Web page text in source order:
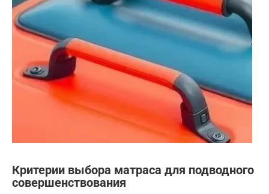
Критерии выбора матраса для подводного
совершенствования